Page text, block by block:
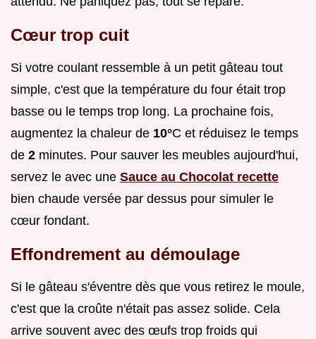
Cœur trop cuit
Si votre coulant ressemble à un petit gâteau tout
simple, c'est que la température du four était trop
basse ou le temps trop long. La prochaine fois,
augmentez la chaleur de 10°C et réduisez le temps
de 2 minutes. Pour sauver les meubles aujourd'hui,
servez le avec une Sauce au Chocolat recette
bien chaude versée par dessus pour simuler le
cœur fondant.
Effondrement au démoulage
Si le gâteau s'éventre dès que vous retirez le moule,
c'est que la croûte n'était pas assez solide. Cela
arrive souvent avec des œufs trop froids qui